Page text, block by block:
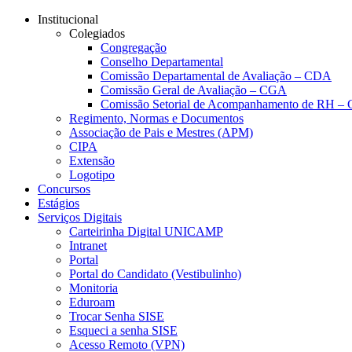
Conteúdo principal
Institucional
Colegiados
Congregação
Conselho Departamental
Comissão Departamental de Avaliação – CDA
Comissão Geral de Avaliação – CGA
Comissão Setorial de Acompanhamento de RH –
Regimento, Normas e Documentos
Associação de Pais e Mestres (APM)
CIPA
Extensão
Logotipo
Concursos
Estágios
Serviços Digitais
Carteirinha Digital UNICAMP
Intranet
Portal
Portal do Candidato (Vestibulinho)
Monitoria
Eduroam
Trocar Senha SISE
Esqueci a senha SISE
Acesso Remoto (VPN)